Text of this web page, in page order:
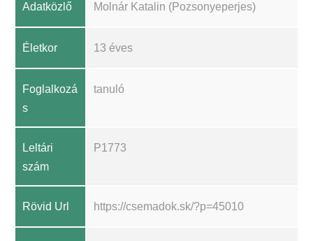
Adatközlő Molnár Katalin (Pozsonyeperjes)
Életkor 13 éves
Foglalkozá
s
tanuló
Leltári
szám
P1773
Rövid Url https://csemadok.sk/?p=45010